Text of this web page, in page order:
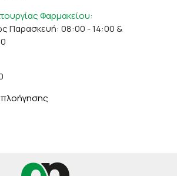
Φαρμακείου:
Παρασκευή: 08:00 - 14:00 &